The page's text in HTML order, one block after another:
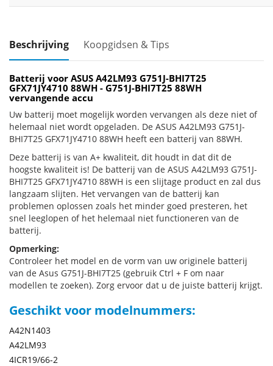
Beschrijving Koopgidsen & Tips
Batterij voor ASUS A42LM93 G751J-BHI7T25
GFX71JY4710 88WH - G751J-BHI7T25 88WH
vervangende accu
Uw batterij moet mogelijk worden vervangen als deze niet of
helemaal niet wordt opgeladen. De ASUS A42LM93 G751J-
BHI7T25 GFX71JY4710 88WH heeft een batterij van 88WH.
Deze batterij is van A+ kwaliteit, dit houdt in dat dit de
hoogste kwaliteit is! De batterij van de ASUS A42LM93 G751J-
BHI7T25 GFX71JY4710 88WH is een slijtage product en zal dus
langzaam slijten. Het vervangen van de batterij kan
problemen oplossen zoals het minder goed presteren, het
snel leeglopen of het helemaal niet functioneren van de
batterij.
Opmerking:
Controleer het model en de vorm van uw originele batterij
van de Asus G751J-BHI7T25 (gebruik Ctrl + F om naar
modellen te zoeken). Zorg ervoor dat u de juiste batterij krijgt.
Geschikt voor modelnummers:
A42N1403
A42LM93
4ICR19/66-2